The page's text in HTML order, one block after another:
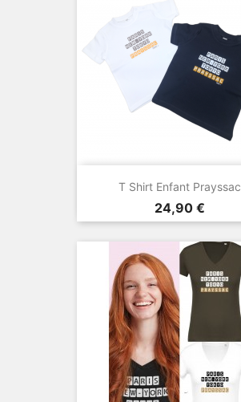
T Shirt Enfant Prayssac
Prix
24,90 €